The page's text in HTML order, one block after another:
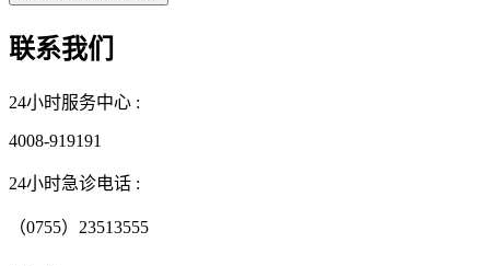
联系我们
24小时服务中心 :
4008-919191
24小时急诊电话 :
（0755）23513555